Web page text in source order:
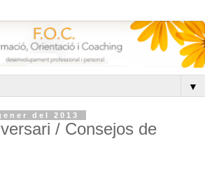
▼
del 2013
/ Consejos de